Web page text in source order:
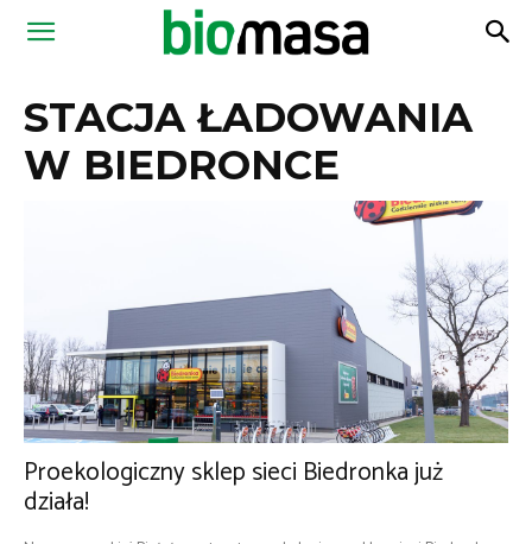
Magazyn
STACJA ŁADOWANIA
W BIEDRONCE
Proekologiczny sklep sieci Biedronka już
działa!